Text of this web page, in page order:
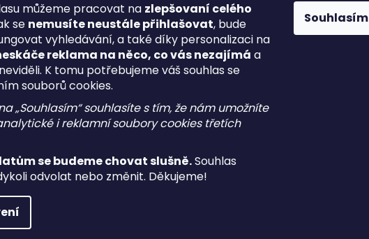
můžeme pracovat na zlepšovaní celého
se nemusíte neustále přihlašovat, bude
vyhledávání, a také díky personalizaci na
reklama na něco, co vás nezajímá a
K tomu potřebujeme váš souhlas se
souborů cookies.
„Souhlasím“ souhlasíte s tím, že nám umožníte
i reklamní soubory cookies třetích
se budeme chovat slušně.Souhlas
odvolat nebo změnit. Děkujeme!
Souhlasím
O nás
Doprava a platba
Zrušení objednávky
Reklamace a vrácení zboží
Spotřební daň